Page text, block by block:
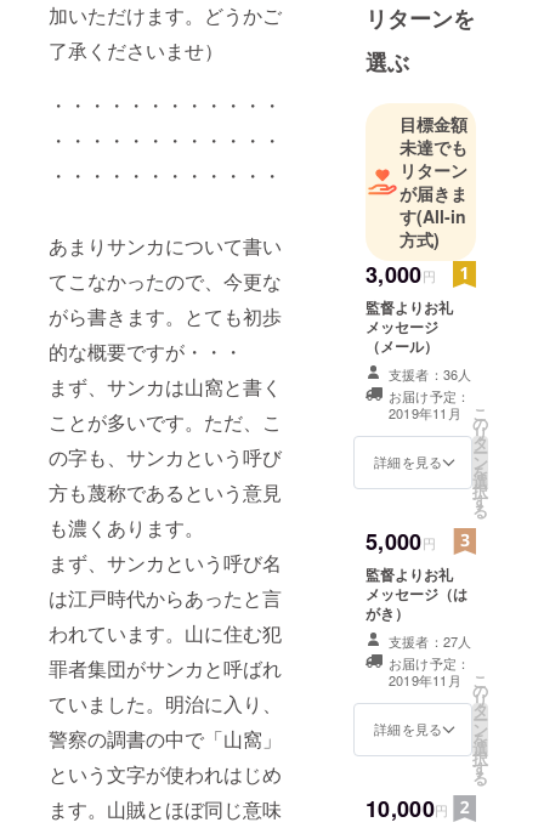
加いただけます。どうかご
了承くださいませ）
・・・・・・・・・・・・
・・・・・・・・・・・・
・・・・・・・・・・・・
あまりサンカについて書い
てこなかったので、今更な
がら書きます。とても初歩
的な概要ですが・・・
まず、サンカは山窩と書く
ことが多いです。ただ、こ
の字も、サンカという呼び
方も蔑称であるという意見
も濃くあります。
まず、サンカという呼び名
は江戸時代からあったと言
われています。山に住む犯
罪者集団がサンカと呼ばれ
ていました。明治に入り、
警察の調書の中で「山窩」
という文字が使われはじめ
ます。山賊とほぼ同じ意味
キュメンタ
リー映画を
作っていま
す。
リターンを
選ぶ
目標金額
未達でも
リターン
が届きま
す(All-in
方式)
3,000円
監督よりお礼
メッセージ
（メール）
支援者：36人
お届け予定：
2019年11月
詳細を見る
こ
の
リ
タ
ー
ン
を
選
択
す
る
5,000円
監督よりお礼
メッセージ（は
がき）
支援者：27人
お届け予定：
2019年11月
詳細を見る
こ
の
リ
タ
ー
ン
を
選
択
す
る
10,000円